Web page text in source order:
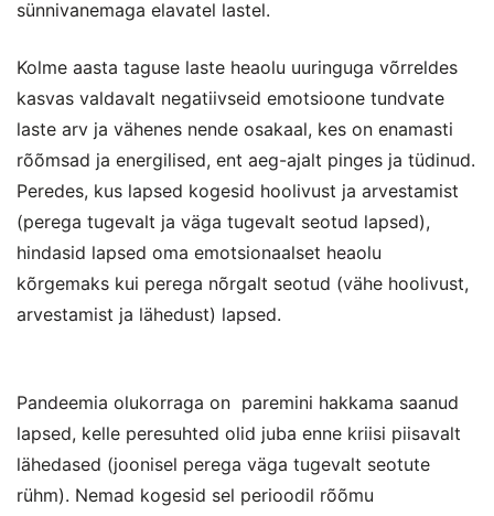
sünnivanemaga elavatel lastel.
Kolme aasta taguse laste heaolu uuringuga võrreldes
kasvas valdavalt negatiivseid emotsioone tundvate
laste arv ja vähenes nende osakaal, kes on enamasti
rõõmsad ja energilised, ent aeg-ajalt pinges ja tüdinud.
Peredes, kus lapsed kogesid hoolivust ja arvestamist
(perega tugevalt ja väga tugevalt seotud lapsed),
hindasid lapsed oma emotsionaalset heaolu
kõrgemaks kui perega nõrgalt seotud (vähe hoolivust,
arvestamist ja lähedust) lapsed.
Pandeemia olukorraga on paremini hakkama saanud
lapsed, kelle peresuhted olid juba enne kriisi piisavalt
lähedased (joonisel perega väga tugevalt seotute
rühm). Nemad kogesid sel perioodil rõõmu